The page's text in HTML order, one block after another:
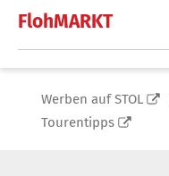
FlohMARKT
Werben auf STOL
Tourentipps